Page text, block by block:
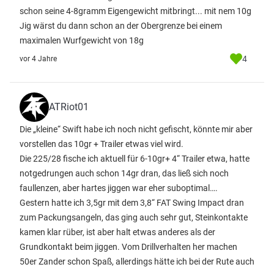
schon seine 4-8gramm Eigengewicht mitbringt... mit nem 10g
Jig wärst du dann schon an der Obergrenze bei einem
maximalen Wurfgewicht von 18g
vor 4 Jahre 4
ATRiot01
Die „kleine“ Swift habe ich noch nicht gefischt, könnte mir aber
vorstellen das 10gr + Trailer etwas viel wird.
Die 225/28 fische ich aktuell für 6-10gr+ 4“ Trailer etwa, hatte
notgedrungen auch schon 14gr dran, das ließ sich noch
faullenzen, aber hartes jiggen war eher suboptimal….
Gestern hatte ich 3,5gr mit dem 3,8“ FAT Swing Impact dran
zum Packungsangeln, das ging auch sehr gut, Steinkontakte
kamen klar rüber, ist aber halt etwas anderes als der
Grundkontakt beim jiggen. Vom Drillverhalten her machen
50er Zander schon Spaß, allerdings hätte ich bei der Rute auch